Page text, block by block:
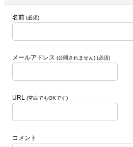
名前 (必須)
メールアドレス (公開されません) (必須)
URL (空白でもOKです)
コメント